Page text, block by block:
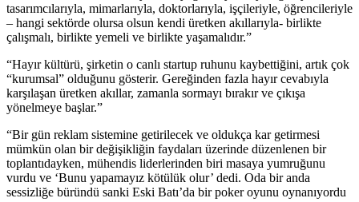
tasarımcılarıyla, mimarlarıyla, doktorlarıyla, işçileriyle, öğrencileriyle
– hangi sektörde olursa olsun kendi üretken akıllarıyla- birlikte
çalışmalı, birlikte yemeli ve birlikte yaşamalıdır.”
“Hayır kültürü, şirketin o canlı startup ruhunu kaybettiğini, artık çok
“kurumsal” olduğunu gösterir. Gereğinden fazla hayır cevabıyla
karşılaşan üretken akıllar, zamanla sormayı bırakır ve çıkışa
yönelmeye başlar.”
“Bir gün reklam sistemine getirilecek ve oldukça kar getirmesi
mümkün olan bir değişikliğin faydaları üzerinde düzenlenen bir
toplantıdayken, mühendis liderlerinden biri masaya yumruğunu
vurdu ve ‘Bunu yapamayız kötülük olur’ dedi. Oda bir anda
sessizliğe büründü sanki Eski Batı’da bir poker oyunu oynanıyordu